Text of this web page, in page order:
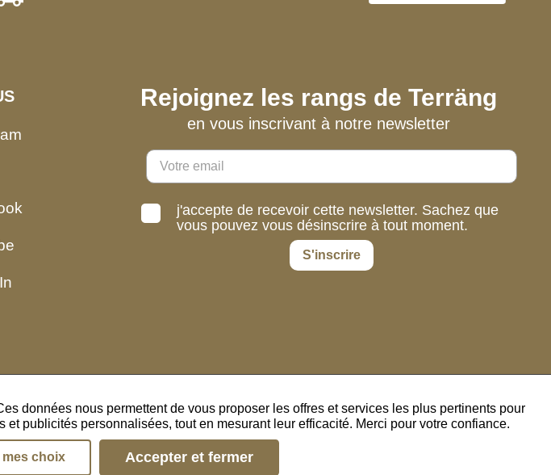
Rejoignez les rangs de Terräng
en vous inscrivant à notre newsletter
j'accepte de recevoir cette newsletter. Sachez que
vous pouvez vous désinscrire à tout moment.
S'inscrire
cookies
données nous permettent de vous proposer les offres et services les plus pertinents pour
publicités personnalisées, tout en mesurant leur efficacité. Merci pour votre confiance.
mes choix Accepter et fermer
site